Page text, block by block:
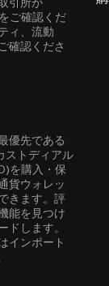
ご確認くだ
ィ、流動
確認くださ
優先である
ストディアル
を購入・保
貨ウォレッ
きます。評
能を見つけ
ドします。
インポート